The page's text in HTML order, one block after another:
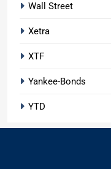
Wall Street
Xetra
XTF
Yankee-Bonds
YTD